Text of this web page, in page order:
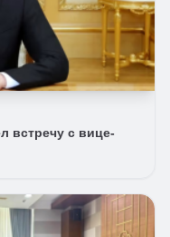
встречу с вице-